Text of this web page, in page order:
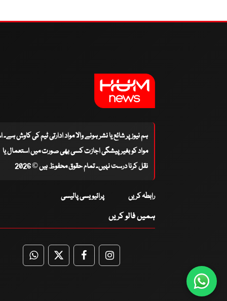
ہم نیوز پر شائع یا نشر ہونے والا مواد ادارتی ٹیم کی کاوش
مواد کو بغیر پیشگی اجازت کسی بھی صورت میں استعمال یا
نقل کرنا درست نہیں۔ تمام حقوق محفوظ ہیں © 2026
رابطہ کریں پرائیویسی پالیسی
ہمیں فالو کریں
WhatsApp
TwitterFacebookFacebook